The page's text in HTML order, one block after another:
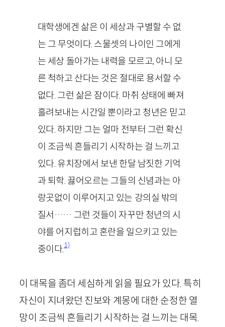
대학생에겐 삶은 이 세상과 구별할 수 없
는 그 무엇이다. 스물셋의 나이인 그에게
는 세상 돌아가는 내력을 모르고, 아니 모
른 척하고 산다는 것은 절대로 용서할 수
없다. 그런 삶은 잠이다. 마취 상태에 빠져
흘려보내는 시간일 뿐이라고 청년은 믿고
있다. 하지만 그는 얼마 전부터 그런 확신
이 조금씩 흔들리기 시작하는 걸 느끼고
있다. 유치장에서 보낸 한달 남짓한 기억
과 퇴학. 끓어오르는 그들의 신념과는 아
랑곳없이 이루어지고 있는 강의실 밖의
질서…… 그런 것들이 자꾸만 청년의 시
야를 어지럽히고 혼란을 일으키고 있는
중이다.1)
이 대목을 좀더 세심하게 읽을 필요가 있다. 특히
자신이 지녀왔던 진보와 계몽에 대한 순정한 열
망이 조금씩 흔들리기 시작하는 걸 느끼는 대목.